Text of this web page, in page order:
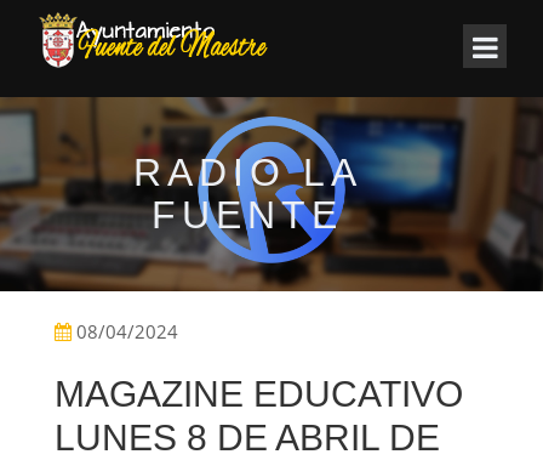
RADIO LA
FUENTE
08/04/2024
MAGAZINE EDUCATIVO
LUNES 8 DE ABRIL DE